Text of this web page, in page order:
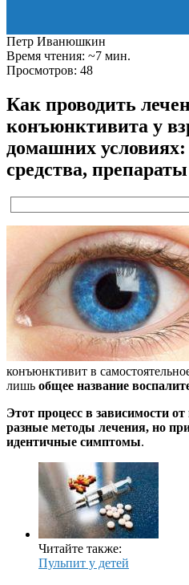
Петр Иванюшкин
Время чтения: ~7 мин.
Просмотров: 48
Как проводить
конъюнктивита у
домашних
средства,
конъюнктивит в
лишь общее название
Этот процесс в зависимости
разные методы лечения, но
идентичные симптомы.
Читайте также:
Пульпит у детей